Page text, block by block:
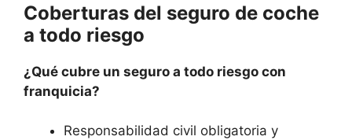
Coberturas del seguro de coche
a todo riesgo
¿Qué cubre un seguro a todo riesgo con
franquicia?
Responsabilidad civil obligatoria y